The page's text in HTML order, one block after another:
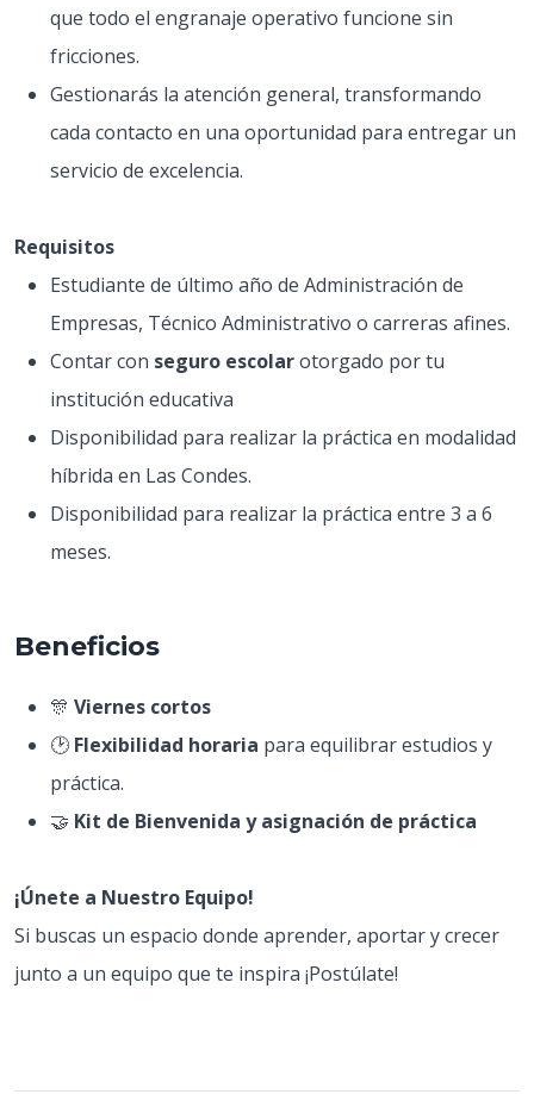
que todo el engranaje operativo funcione sin
fricciones.
Gestionarás la atención general, transformando
cada contacto en una oportunidad para entregar un
servicio de excelencia.
Requisitos
Estudiante de último año de Administración de
Empresas, Técnico Administrativo o carreras afines.
Contar con seguro escolarotorgado por tu
institución educativa
Disponibilidad para realizar la práctica en modalidad
híbrida en Las Condes.
Disponibilidad para realizar la práctica entre 3 a 6
meses.
Beneficios
🎊 Viernes cortos
🕑 Flexibilidad horaria para equilibrar estudios y
práctica.
🤝 Kit de Bienvenida y asignación de práctica
¡Únete a Nuestro Equipo!
Si buscas un espacio donde aprender, aportar y crecer
junto a un equipo que te inspira ¡Postúlate!